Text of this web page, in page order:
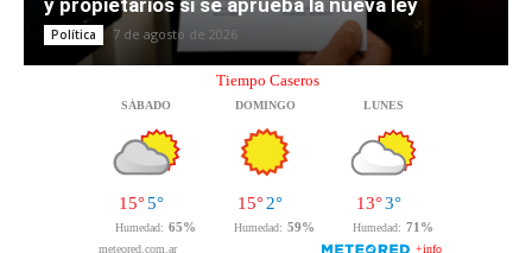
Política 7 de agosto de 2026